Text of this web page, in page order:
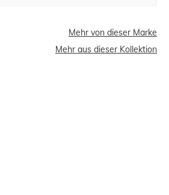
Mehr von dieser Marke
Mehr aus dieser Kollektion